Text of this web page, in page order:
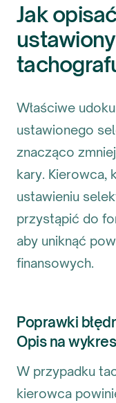
Jak
Właściwe
ustawionego
znacząco
kary. Kierowca,
ustawieniu
przystąpić do
aby uniknąć
finansowych.
Poprawki
Opis na
W przypadku
kierowca